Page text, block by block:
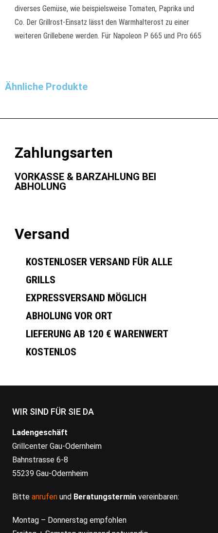
diverses Gemüse, wie beispielsweise Tomaten, Paprika und
Co. Der Grillrost-Einsatz lässt den Warmhalterost zu einer
weiteren Grillebene werden. Für Napoleon P 665 und Pro 665
Ähnliche Produkte
Zahlungsarten
VORKASSE & BARZAHLUNG BEI
ABHOLUNG
Versand
KOSTENLOSER VERSAND FÜR ALLE
GRILLS
EXPRESSVERSAND MÖGLICH
ABHOLUNG VOR ORT
LIEFERUNG AB 120 € WARENWERT
KOSTENLOS
WIR SIND FÜR SIE DA
Ladengeschäft
Grillcenter Gau-Odernheim
Bahnstrasse 6-8
55239 Gau-Odernheim
Bitte anrufen und Beratungstermin vereinbaren:
Montag – Donnerstag empfohlen